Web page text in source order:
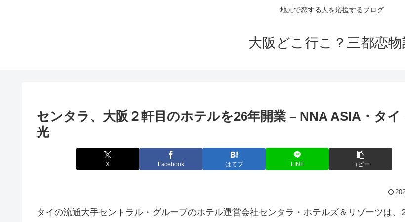
地元で恋する人を応援するブログ
大阪どこ行こ？三都恋物
センタラ、 大阪 ２軒目のホテルを26年開業 – NNA ASIA・タイ
光
X Facebook はてブ LINE コピー
タイの流通大手セントラル・グループのホテル運営会社センタラ・ホテルズ＆リゾーツは、